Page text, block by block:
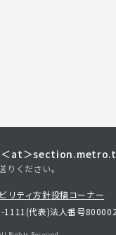
＜at＞
ください。
リティ方針投稿コーナー
1111(代表)法人番号